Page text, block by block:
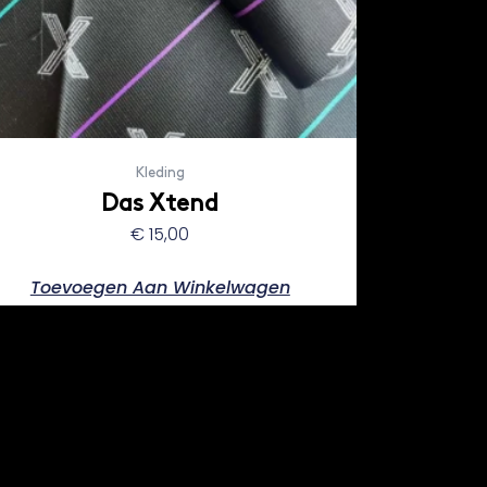
Kleding
Das Xtend
€15,00
Toevoegen Aan Winkelwagen